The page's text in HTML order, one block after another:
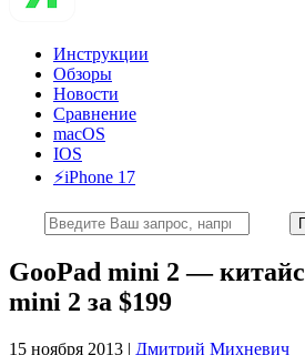
Инструкции
Обзоры
Новости
Сравнение
macOS
IOS
⚡️iPhone 17
GooPad mini 2 —
mini 2 за $199
15 ноября 2013 | Дмитрий Михневич